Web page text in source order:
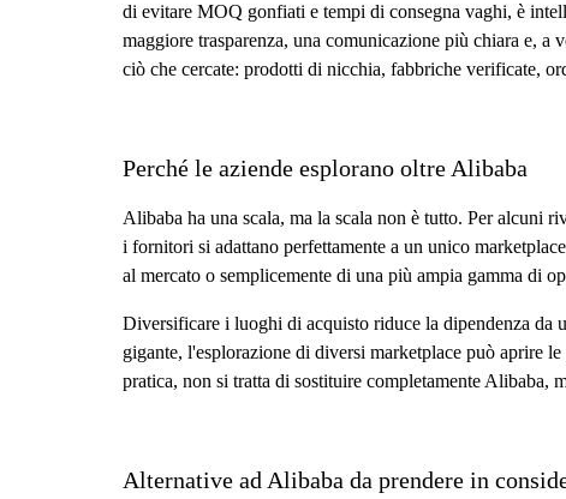
di evitare MOQ gonfiati e tempi di consegna vaghi, è
maggiore trasparenza, una comunicazione più chiara e,
ciò che cercate: prodotti di nicchia, fabbriche verificate,
Perché le aziende esplorano oltre Alibaba
Alibaba ha una scala, ma la scala non è tutto. Per alcuni
i fornitori si adattano perfettamente a un unico
al mercato o semplicemente di una più ampia gamma di
Diversificare i luoghi di acquisto riduce la dipendenza da
gigante, l'esplorazione di diversi marketplace può aprire
pratica, non si tratta di sostituire completamente Alibaba,
Alternative ad Alibaba da prendere in